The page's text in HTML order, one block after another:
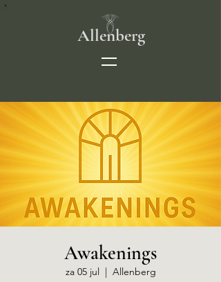
Allenberg
Awakenings
za 05 jul
  |
Allenberg